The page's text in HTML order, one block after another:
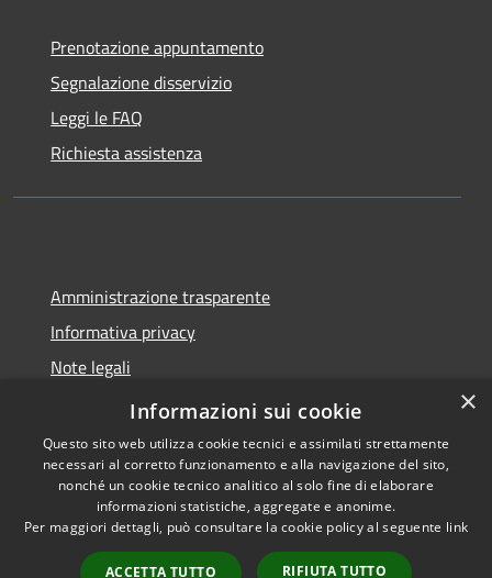
Prenotazione appuntamento
Segnalazione disservizio
Leggi le FAQ
Richiesta assistenza
Amministrazione trasparente
Informativa privacy
Note legali
Dichiarazione di accessibilità
Accessibilità
Copyright © 2026 • Comune di
Castel del Giudice • Powered by
Municipium• Accesso
×
Informazioni sui cookie
Questo sito web utilizza cookie tecnici e assimilati strettamente
necessari al corretto funzionamento e alla navigazione del sito,
nonché un cookie tecnico analitico al solo fine di elaborare
informazioni statistiche, aggregate e anonime.
Per maggiori dettagli, può consultare la cookie policy al seguente link
ACCETTA TUTTO RIFIUTA TUTTO